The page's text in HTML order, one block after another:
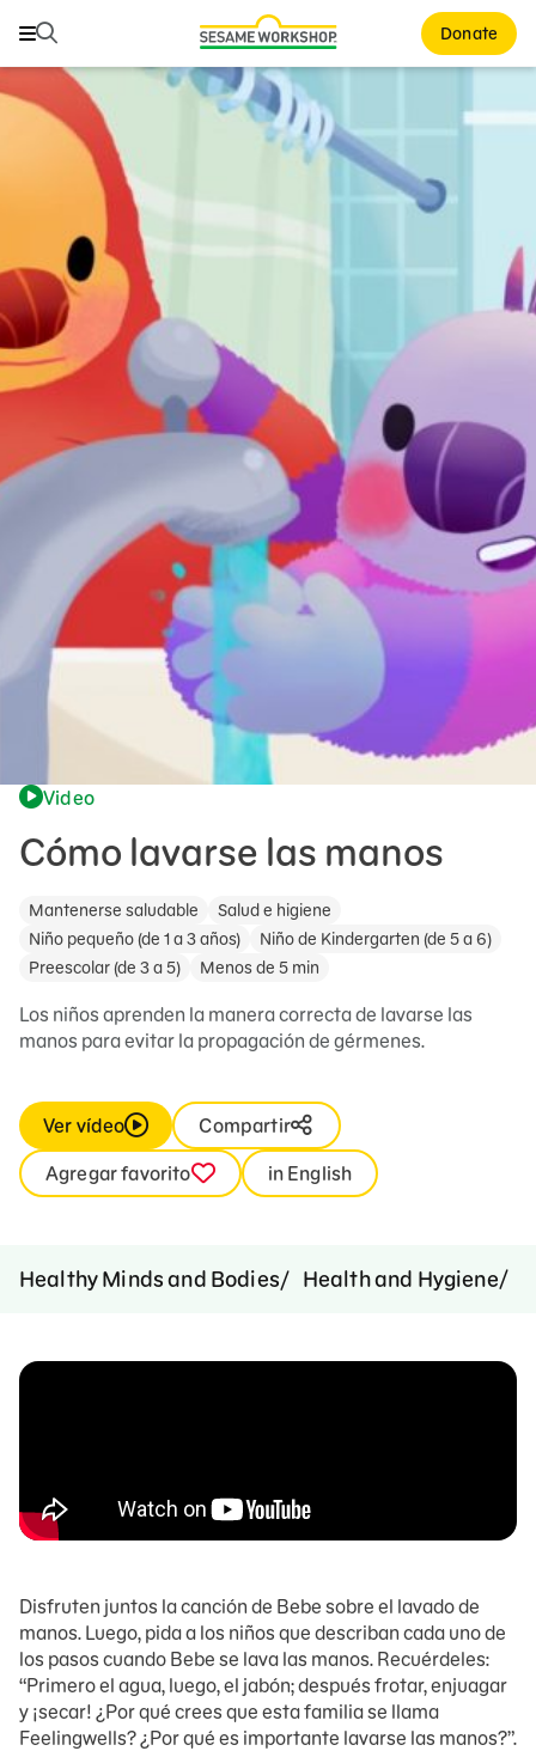
Buscar Donate
Buscar
Family Resources
ABCs and 123s
Healthy Minds and Bodies
Tough Topics
Courses and Webinars
Games and Storybooks
Our Work
About Us
Support Us
Video
Cómo lavarse las manos
Mantenerse saludable
Salud e higiene
Niño pequeño (de 1 a 3 años)
Niño de Kindergarten (de 5 a 6)
Preescolar (de 3 a 5)
Menos de 5 min
Los niños aprenden la manera correcta de lavarse las
manos para evitar la propagación de gérmenes.
Ver vídeo
Compartir
Agregar favorito
in English
Healthy Minds and Bodies Health and Hygiene
Disfruten juntos la canción de Bebe sobre el lavado de
manos. Luego, pida a los niños que describan cada uno de
los pasos cuando Bebe se lava las manos. Recuérdeles:
“Primero el agua, luego, el jabón; después frotar, enjuagar
y ¡secar! ¿Por qué crees que esta familia se llama
Feelingwells? ¿Por qué es importante lavarse las manos?”.